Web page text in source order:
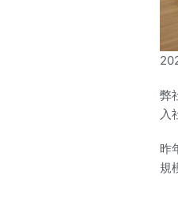
弊
入
昨
規